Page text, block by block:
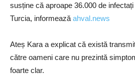
susține că aproape 36.000 de
Turcia, informează ahval.news
Ateș Kara a explicat că există
către oameni care nu prezintă
foarte clar.